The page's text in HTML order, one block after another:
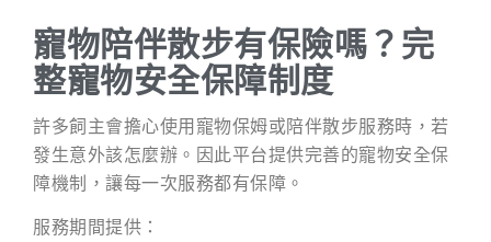
寵物陪伴散步有保險嗎？完
整寵物安全保障制度
許多飼主會擔心使用寵物保姆或陪伴散步服務時，若
發生意外該怎麼辦。因此平台提供完善的寵物安全保
障機制，讓每一次服務都有保障。
服務期間提供：